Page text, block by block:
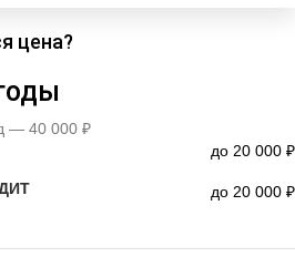
цена?
— 40 000 ₽
до 20 000 ₽
до 20 000 ₽